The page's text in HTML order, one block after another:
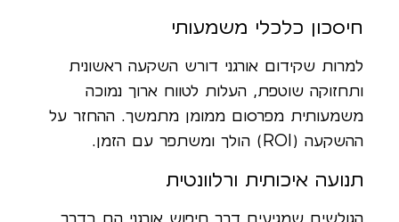
חיסכון כלכלי משמעותי
למרות שקידום אורגני דורש השקעה ראשונית
ותחזוקה שוטפת, העלות לטווח ארוך נמוכה
משמעותית מפרסום ממומן מתמשך. ההחזר על
ההשקעה (ROI) הולך ומשתפר עם הזמן.
תנועה איכותית ורלוונטית
הגולשים שמגיעים דרך חיפוש אורגני הם בדרך